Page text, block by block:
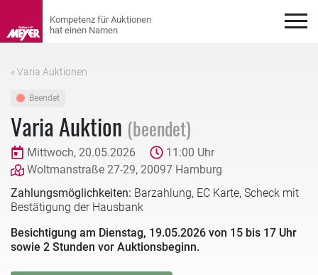
« Varia Auktionen
Beendet
Varia Auktion (beendet)
Mittwoch, 20.05.2026
11:00 Uhr
Woltmanstraße 27-29, 20097 Hamburg
Zahlungsmöglichkeiten: Barzahlung, EC Karte, Scheck mit
Bestätigung der Hausbank
Besichtigung am Dienstag, 19.05.2026 von 15 bis 17 Uhr
sowie 2 Stunden vor Auktionsbeginn.